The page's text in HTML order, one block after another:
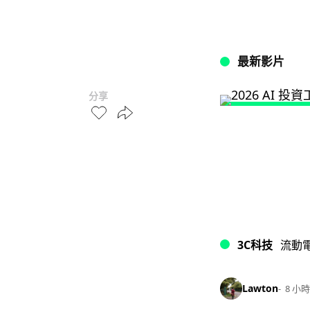
分享
最新影片
3C科技 流動
Lawton 8 小時